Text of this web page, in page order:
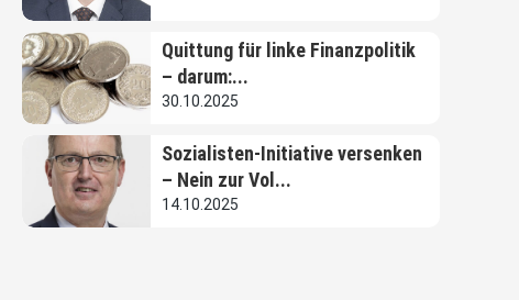
Quittung für linke Finanzpolitik
– darum:...
30.10.2025
Sozialisten-Initiative versenken
– Nein zur Vol...
14.10.2025